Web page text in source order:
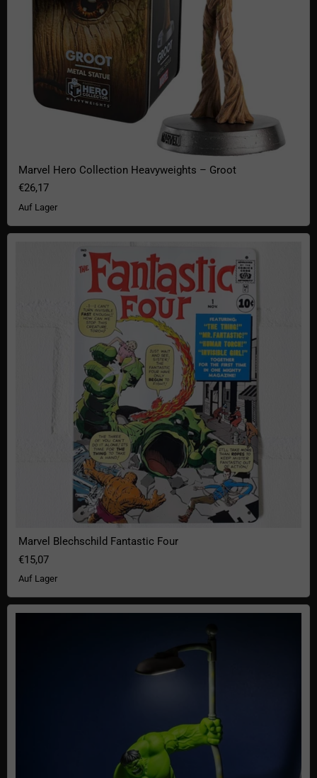
Marvel Hero Collection Heavyweights – Groot
€26,17
Auf Lager
Marvel Blechschild Fantastic Four
€15,07
Auf Lager